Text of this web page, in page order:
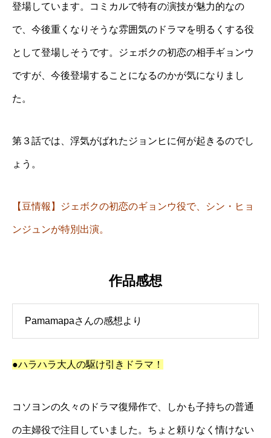
登場しています。コミカルで特有の演技が魅力的なの
で、今後重くなりそうな雰囲気のドラマを明るくする役
として登場しそうです。ジェボクの初恋の相手ギョンウ
ですが、今後登場することになるのかが気になりまし
た。
第３話では、浮気がばれたジョンヒに何が起きるのでし
ょう。
【豆情報】ジェボクの初恋のギョンウ役で、シン・ヒョ
ンジュンが特別出演。
作品感想
Pamamapaさんの感想より
●ハラハラ大人の駆け引きドラマ！
コソヨンの久々のドラマ復帰作で、しかも子持ちの普通
の主婦役で注目していました。ちょと頼りなく情けない